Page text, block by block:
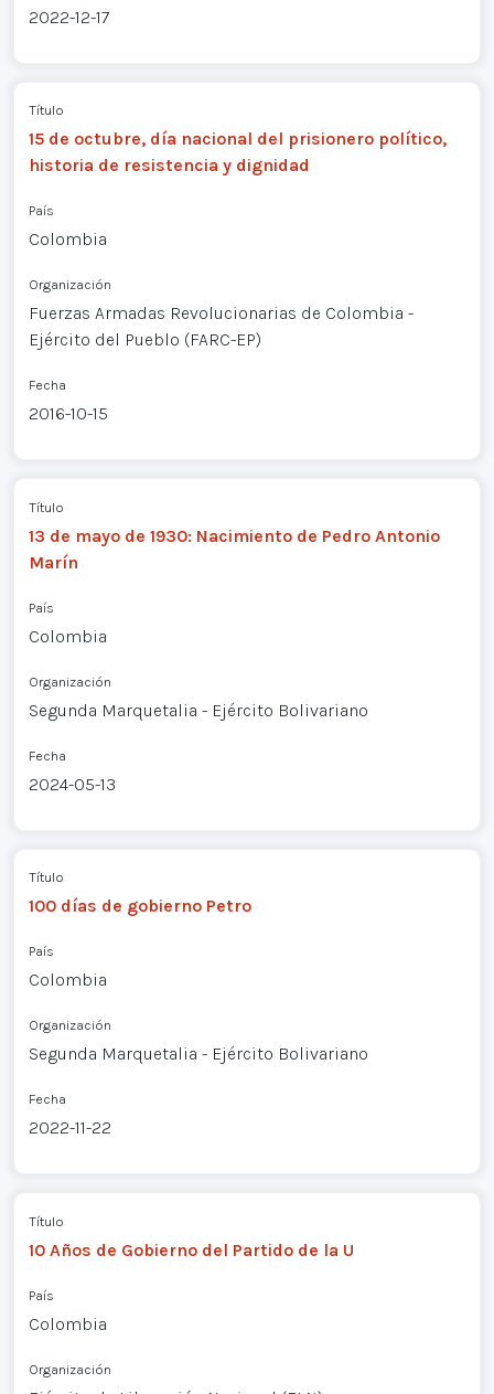
2022-12-17
Título
15 de octubre, día nacional del prisionero político,
historia de resistencia y dignidad
País
Colombia
Organización
Fuerzas Armadas Revolucionarias de Colombia -
Ejército del Pueblo (FARC-EP)
Fecha
2016-10-15
Título
13 de mayo de 1930: Nacimiento de Pedro Antonio
Marín
País
Colombia
Organización
Segunda Marquetalia - Ejército Bolivariano
Fecha
2024-05-13
Título
100 días de gobierno Petro
País
Colombia
Organización
Segunda Marquetalia - Ejército Bolivariano
Fecha
2022-11-22
Título
10 Años de Gobierno del Partido de la U
País
Colombia
Organización